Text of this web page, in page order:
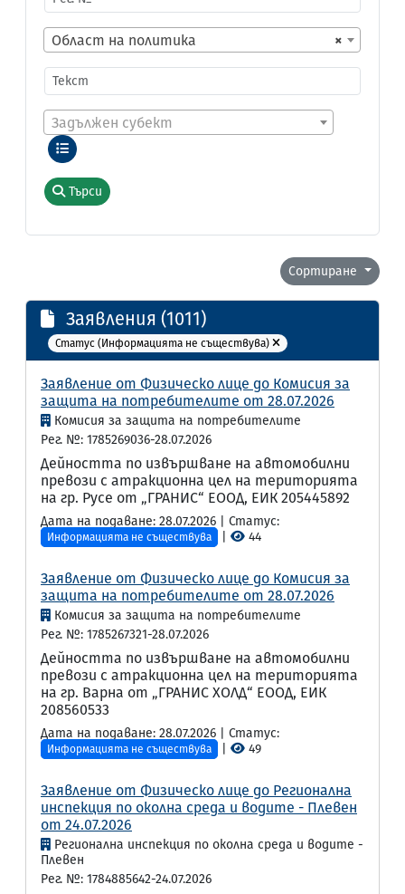
×
Област на политика
Задължен субект
Търси
Сортиране
Заявления (1011)
Статус (Информацията не съществува)
Заявление от Физическо лице до Комисия за
защита на потребителите от 28.07.2026
Комисия за защита на потребителите
Рег. №: 1785269036-28.07.2026
Дейността по извършване на автомобилни
превози с атракционна цел на територията
на гр. Русе от „ГРАНИС“ ЕООД, ЕИК 205445892
Дата на подаване: 28.07.2026 | Статус:
Информацията не съществува 44
Заявление от Физическо лице до Комисия за
защита на потребителите от 28.07.2026
Комисия за защита на потребителите
Рег. №: 1785267321-28.07.2026
Дейността по извършване на автомобилни
превози с атракционна цел на територията
на гр. Варна от „ГРАНИС ХОЛД“ ЕООД, ЕИК
208560533
Дата на подаване: 28.07.2026 | Статус:
Информацията не съществува 49
Заявление от Физическо лице до Регионална
инспекция по околна среда и водите - Плевен
от 24.07.2026
Регионална инспекция по околна среда и водите -
Плевен
Рег. №: 1784885642-24.07.2026